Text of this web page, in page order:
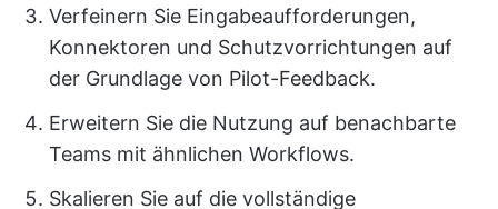
Verfeinern Sie Eingabeaufforderungen,
Konnektoren und Schutzvorrichtungen auf
der Grundlage von Pilot-Feedback.
Erweitern Sie die Nutzung auf benachbarte
Teams mit ähnlichen Workflows.
Skalieren Sie auf die vollständige